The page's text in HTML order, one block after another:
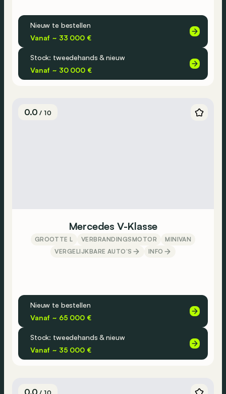
Nieuw te bestellen
Vanaf ~ 33 000 €
Stock: tweedehands & nieuw
Vanaf ~ 30 000 €
0.0/ 10
Mercedes V-Klasse
GROOTTE L VERBRANDINGSMOTOR
MINIVAN
VERGELIJKBARE AUTO’S
INFO
Nieuw te bestellen
Vanaf ~ 65 000 €
Stock: tweedehands & nieuw
Vanaf ~ 35 000 €
0.0